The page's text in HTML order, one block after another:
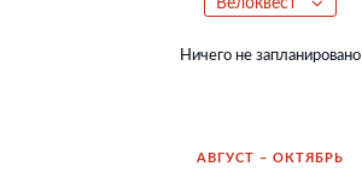
Велоквест
Ничего не запланировано
АВГУСТ – ОКТЯБРЬ